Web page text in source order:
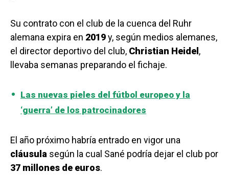
Su contrato con el club de la cuenca del Ruhr
alemana expira en 2019y, según medios alemanes,
el director deportivo del club, Christian Heidel,
llevaba semanas preparando el fichaje.
Las nuevas pieles del fútbol europeo y la
‘guerra’ de los patrocinadores
El año próximo habría entrado en vigor una
cláusula según la cual Sané podría dejar el club por
37 millones de euros.